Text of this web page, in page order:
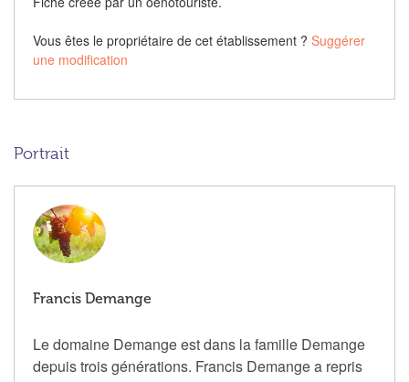
Vous êtes le propriétaire de cet établissement ? Suggérer
une modification
Portrait
Francis Demange
Le domaine Demange est dans la famille Demange
depuis trois générations. Francis Demange a repris